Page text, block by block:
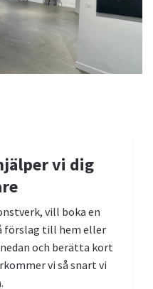
visning
vi dig
vill boka en
förslag till hem eller
och berätta kort
vi så snart vi